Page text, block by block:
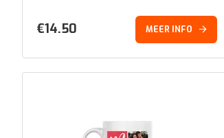
€14.50 MEER INFO